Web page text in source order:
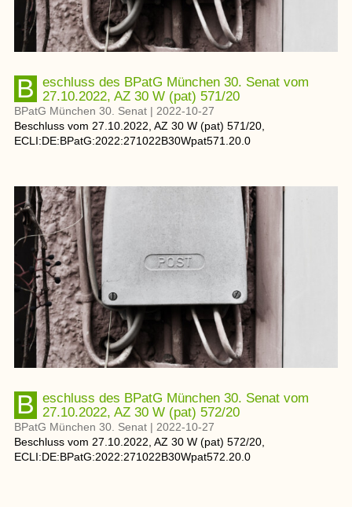
Beschluss des BPatG München 30. Senat vom 27.10.2022, AZ 30 W (pat) 571/20
BPatG München 30. Senat | 2022-10-27
Beschluss vom 27.10.2022 , AZ 30 W (pat) 571/20
ECLI:DE:BPatG:2022:271022B30Wpat571.20.0
Beschluss des BPatG München 30. Senat vom 27.10.2022, AZ 30 W (pat) 572/20
BPatG München 30. Senat | 2022-10-27
Beschluss vom 27.10.2022, AZ 30 W (pat) 572/20,
ECLI:DE:BPatG:2022:271022B30Wpat572.20.0